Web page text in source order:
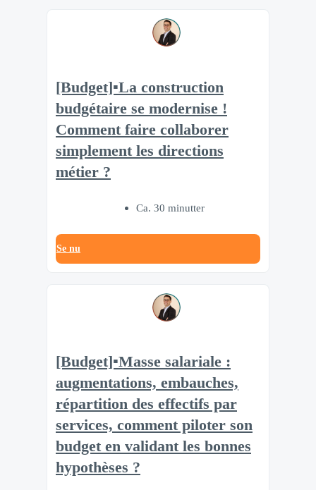
[Budget]▪️La construction
budgétaire se modernise !
Comment faire collaborer
simplement les directions
métier ?
Ca. 30 minutter
Se nu
[Budget]▪️Masse salariale :
augmentations, embauches,
répartition des effectifs par
services, comment piloter son
budget en validant les bonnes
hypothèses ?